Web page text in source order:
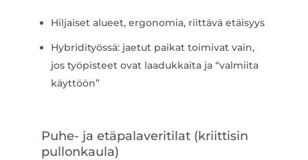
Hiljaiset alueet, ergonomia, riittävä etäisyys
Hybridityössä: jaetut paikat toimivat vain,
jos työpisteet ovat laadukkaita ja “valmiita
käyttöön”
Puhe- ja etäpalaveritilat (kriittisin
pullonkaula)